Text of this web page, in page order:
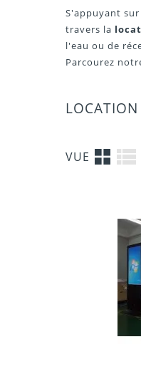
S'appuyant
travers la
l'eau ou de
Parcourez
VUE